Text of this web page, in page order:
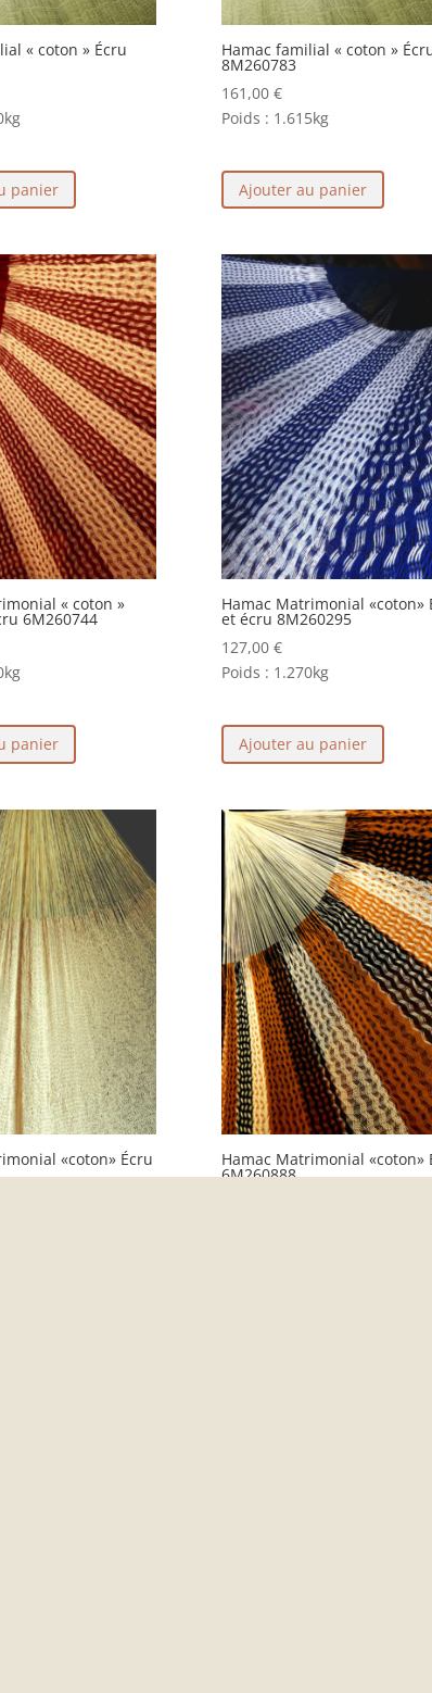
« coton » Écru
panier
Hamac familial « coton »
8M260783
161,00 €
Poids : 1.615kg
Ajouter au panier
« coton »
6M260744
panier
Hamac Matrimonial «coton»
et écru 8M260295
127,00 €
Poids : 1.270kg
Ajouter au panier
«coton» Écru Hamac Matrimonial «coton»
6M260888